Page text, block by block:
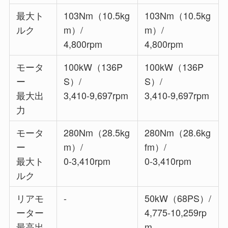
最大ト
ルク
103Nm（10.5kg
m）/
4,800rpm
103Nm（10.5kg
m）/
4,800rpm
モータ
ー
最大出
力
100kW（136P
S）/
3,410-9,697rpm
100kW（136P
S）/
3,410-9,697rpm
モータ
ー
最大ト
ルク
280Nm（28.5kg
m）/
0-3,410rpm
280Nm（28.6kg
fm）/
0-3,410rpm
リアモ
ーター
-
50kW（68PS）/
4,775-10,259rp